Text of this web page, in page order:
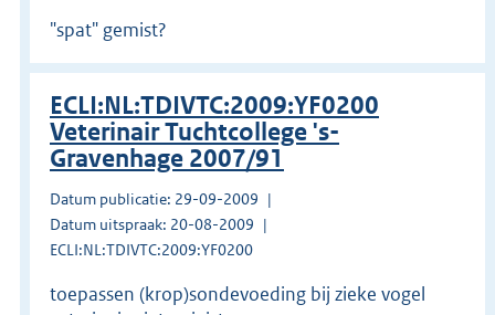
"spat" gemist?
ECLI:NL:TDIVTC:2009:YF0200
Veterinair Tuchtcollege 's-
Gravenhage 2007/91
Datum publicatie: 29-09-2009
Datum uitspraak: 20-08-2009
ECLI:NL:TDIVTC:2009:YF0200
toepassen (krop)sondevoeding bij zieke vogel